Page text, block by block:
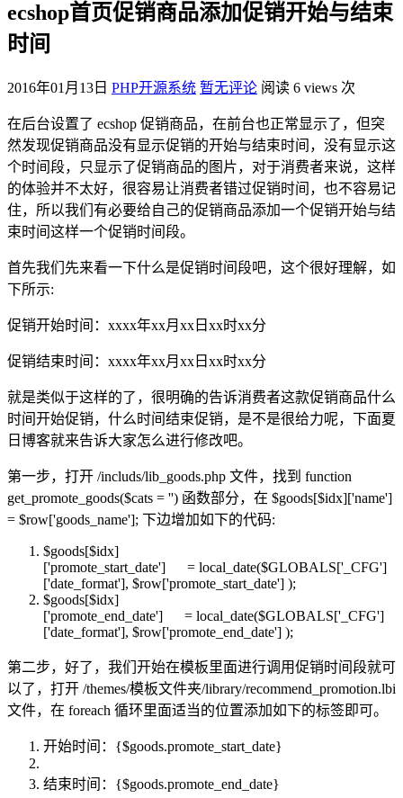
ecshop首页促销商品添加促销开始与结束
时间
2016年01月13日 PHP开源系统 暂无评论 阅读 6 views 次
在后台设置了 ecshop 促销商品，在前台也正常显示了，但突
然发现促销商品没有显示促销的开始与结束时间，没有显示这
个时间段，只显示了促销商品的图片，对于消费者来说，这样
的体验并不太好，很容易让消费者错过促销时间，也不容易记
住，所以我们有必要给自己的促销商品添加一个促销开始与结
束时间这样一个促销时间段。
首先我们先来看一下什么是促销时间段吧，这个很好理解，如
下所示:
促销开始时间：xxxx年xx月xx日xx时xx分
促销结束时间：xxxx年xx月xx日xx时xx分
就是类似于这样的了，很明确的告诉消费者这款促销商品什么
时间开始促销，什么时间结束促销，是不是很给力呢，下面夏
日博客就来告诉大家怎么进行修改吧。
第一步，打开 /includs/lib_goods.php 文件，找到 function
get_promote_goods($cats = '') 函数部分，在 $goods[$idx]['name']
= $row['goods_name']; 下边增加如下的代码:
$goods[$idx]
['promote_start_date'] = local_date($GLOBALS['_CFG']
['date_format'], $row['promote_start_date'] );
$goods[$idx]
['promote_end_date'] = local_date($GLOBALS['_CFG']
['date_format'], $row['promote_end_date'] );
第二步，好了，我们开始在模板里面进行调用促销时间段就可
以了，打开 /themes/模板文件夹/library/recommend_promotion.lbi
文件，在 foreach 循环里面适当的位置添加如下的标签即可。
开始时间：{$goods.promote_start_date}
结束时间：{$goods.promote_end_date}